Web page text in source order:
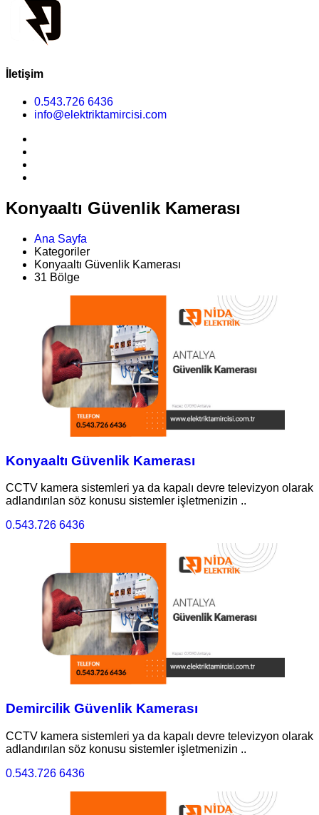
İletişim
0.543.726 6436
info@elektriktamircisi.com
Konyaaltı Güvenlik Kamerası
Ana Sayfa
Kategoriler
Konyaaltı Güvenlik Kamerası
31 Bölge
Konyaaltı Güvenlik Kamerası
CCTV kamera sistemleri ya da kapalı devre televizyon olarak
adlandırılan söz konusu sistemler işletmenizin ..
0.543.726 6436
Demircilik Güvenlik Kamerası
CCTV kamera sistemleri ya da kapalı devre televizyon olarak
adlandırılan söz konusu sistemler işletmenizin ..
0.543.726 6436